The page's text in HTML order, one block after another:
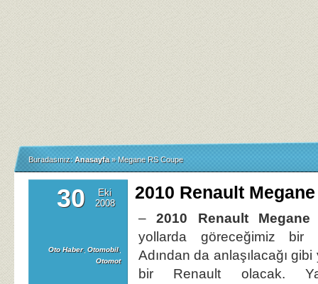
Buradasınız: Anasayfa » Megane RS Coupe
30
Eki
2008
Oto Haber, Otomobil,
Otomot
2010 Renault
–2010 Renault Megane
yollarda göreceğimiz
Adından da anlaşılacağı
bir Renault olacak.